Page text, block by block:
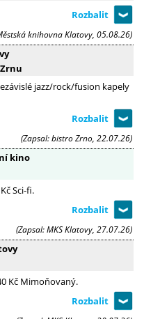
knihovna Klatovy, 05.08.26)
jazz/rock/fusion kapely
(Zapsal: bistro Zrno, 22.07.26)
kino
Sci-fi.
(Zapsal: MKS Klatovy, 27.07.26)
Kč Mimoňovaný.